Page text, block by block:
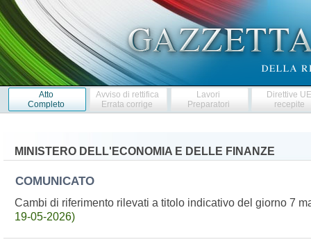
Atto
Completo
Avviso di rettifica
Errata corrige
Lavori
Preparatori
Direttive
recepite
MINISTERO DELL'ECONOMIA E DELLE FINANZE
COMUNICATO
Cambi di riferimento rilevati a titolo indicativo del giorno 7
19-05-2026)